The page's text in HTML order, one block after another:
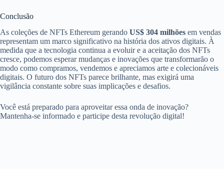
Conclusão
As coleções de NFTs Ethereum gerando US$ 304 milhões em vendas
representam um marco significativo na história dos ativos digitais. À
medida que a tecnologia continua a evoluir e a aceitação dos NFTs
cresce, podemos esperar mudanças e inovações que transformarão o
modo como compramos, vendemos e apreciamos arte e colecionáveis
digitais. O futuro dos NFTs parece brilhante, mas exigirá uma
vigilância constante sobre suas implicações e desafios.
Você está preparado para aproveitar essa onda de inovação?
Mantenha-se informado e participe desta revolução digital!